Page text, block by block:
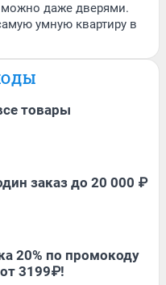
можно даже дверями.
умную квартиру в
товары
заказ до 20 000 ₽
20% по промокоду
3199₽!